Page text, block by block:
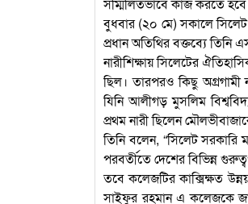
বুধবার (২০ মে) সকালে
প্রধান অতিথির বক্তব্যে তিনি
নারীশিক্ষায় সিলেটের
ছিল। তারপরও কিছু অগ্রগামী
যিনি আলীগড় মুসলিম
প্রথম নারী ছিলেন
তিনি বলেন, “সিলেট সরকারি
পরবর্তীতে দেশের বিভিন্ন
তবে কলেজটির কাক্সিক্ষত
সাইফুর রহমান এ কলেজকে